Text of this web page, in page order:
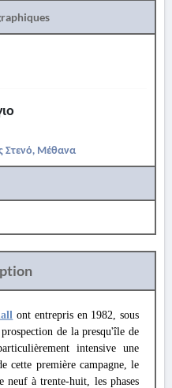
Στενό, Μέθανα
ont entrepris en 1982, sous
de la presqu'île de
intensive une
cette première campagne, le
neuf à trente-huit, les phases